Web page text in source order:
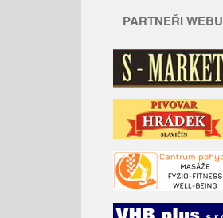
PARTNEŘI WEBU